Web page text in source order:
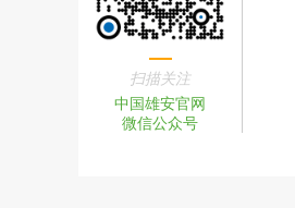
扫描关注
中国雄安官网
微信公众号